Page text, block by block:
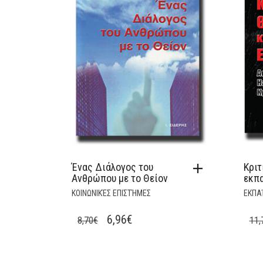
Ένας Διάλογος του
Ανθρώπου με το Θείον
ΚΟΙΝΩΝΙΚΈΣ ΕΠΙΣΤΉΜΕΣ
8,70€
ORIGINAL
6,96€CURRENT